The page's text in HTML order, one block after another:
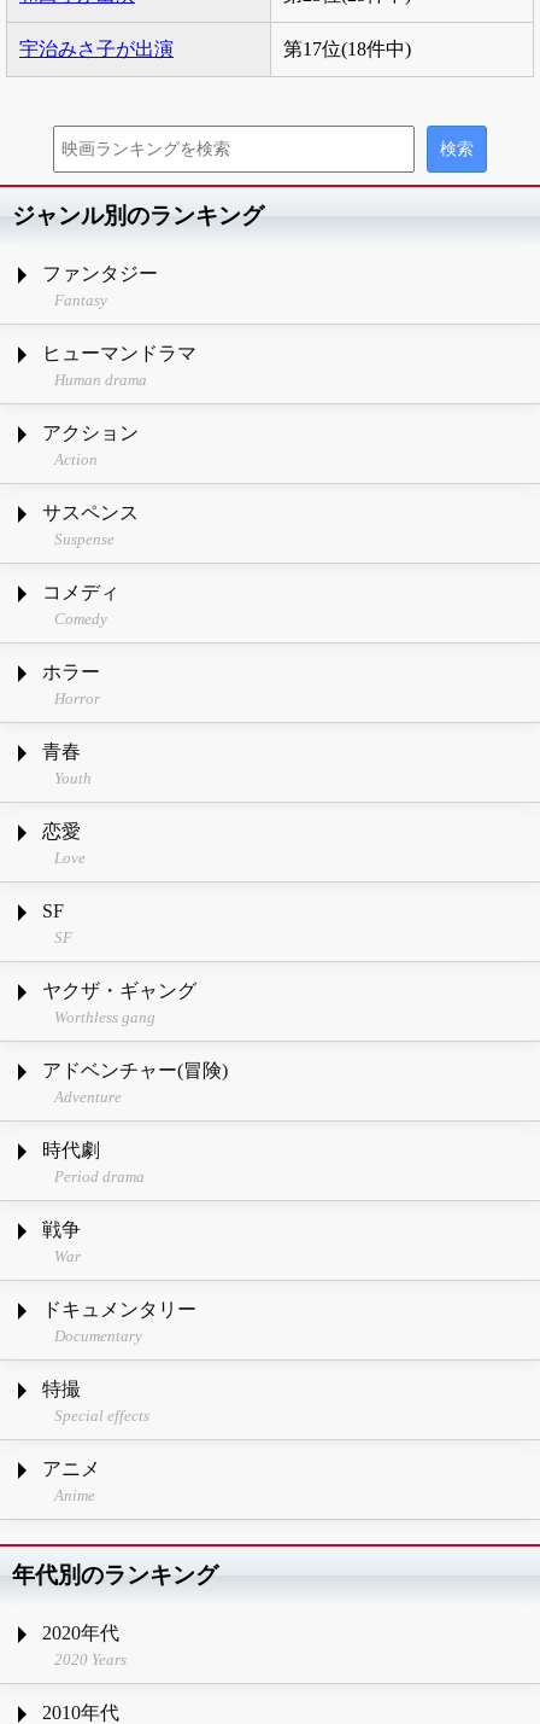
宇治みさ子が出演 第17位(18件中)
ジャンル別のランキング
ファンタジー
Fantasy
ヒューマンドラマ
Human drama
アクション
Action
サスペンス
Suspense
コメディ
Comedy
ホラー
Horror
青春
Youth
恋愛
Love
SF
SF
ヤクザ・ギャング
Worthless gang
アドベンチャー(冒険)
Adventure
時代劇
Period drama
戦争
War
ドキュメンタリー
Documentary
特撮
Special effects
アニメ
Anime
年代別のランキング
2020年代
2020 Years
2010年代